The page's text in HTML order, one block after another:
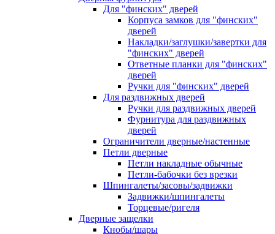
Для "финских" дверей
Корпуса замков для "финских"
дверей
Накладки/заглушки/завертки для
"финских" дверей
Ответные планки для "финских"
дверей
Ручки для "финских" дверей
Для раздвижных дверей
Ручки для раздвижных дверей
Фурнитура для раздвижных
дверей
Ограничители дверные/настенные
Петли дверные
Петли накладные обычные
Петли-бабочки без врезки
Шпингалеты/засовы/задвижки
Задвижки/шпингалеты
Торцевые/ригеля
Дверные защелки
Кнобы/шары